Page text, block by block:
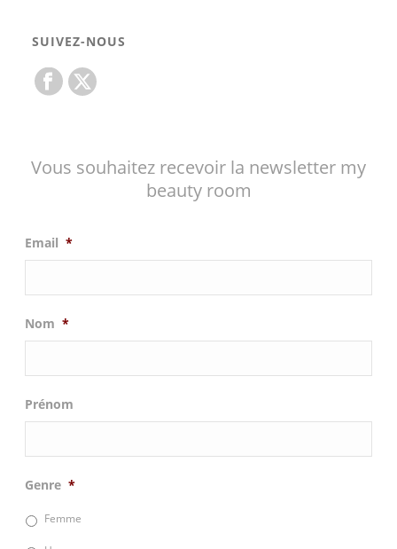
SUIVEZ-NOUS
Vous souhaitez recevoir la newsletter my
beauty room
Email *
Nom *
Prénom
Genre *
Femme